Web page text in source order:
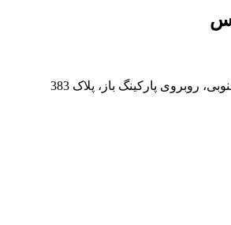
روبروی پارکینگ باز، پلاک 383